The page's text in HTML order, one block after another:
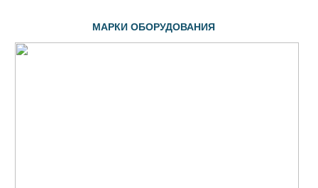
МАРКИ ОБОРУДОВАНИЯ